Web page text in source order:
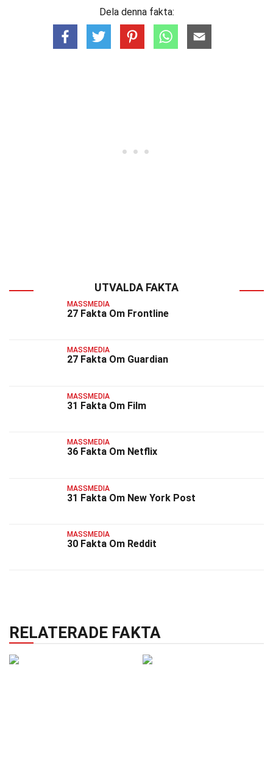
Dela denna fakta:
UTVALDA FAKTA
MASSMEDIA
27 Fakta Om Frontline
MASSMEDIA
27 Fakta Om Guardian
MASSMEDIA
31 Fakta Om Film
MASSMEDIA
36 Fakta Om Netflix
MASSMEDIA
31 Fakta Om New York Post
MASSMEDIA
30 Fakta Om Reddit
RELATERADE FAKTA